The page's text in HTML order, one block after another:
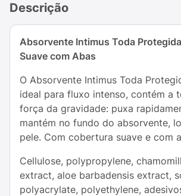
Descrição
Absorvente Intimus Toda
Suave com Abas
O Absorvente Intimus Toda
ideal para fluxo intenso, contém a
força da gravidade: puxa
mantém no fundo do absorvente,
pele. Com cobertura suave e com
Cellulose, polypropylene,
extract, aloe barbadensis extract,
polyacrylate, polyethylene,